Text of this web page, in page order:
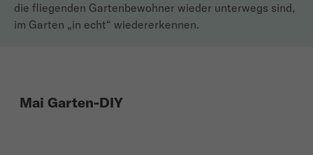
die fliegenden Gartenbewohner wieder unterwegs sind,
im Garten „in echt“ wiedererkennen.
Mai Garten-DIY